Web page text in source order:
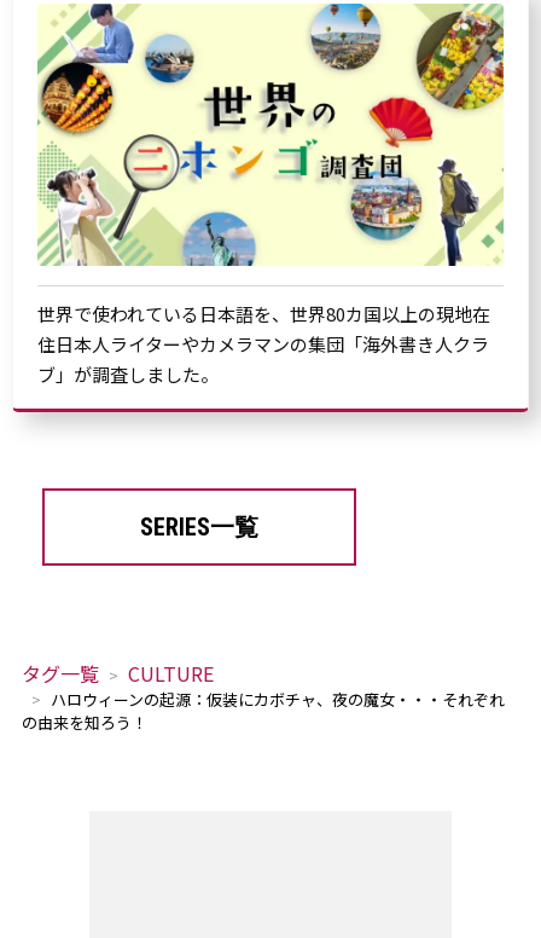
世界で使われている日本語を、世界80カ国以上の現地在
住日本人ライターやカメラマンの集団「海外書き人クラ
ブ」が調査しました。
SERIES一覧
タグ一覧 CULTURE
ハロウィーンの起源：仮装にカボチャ、夜の魔女・・・それぞれ
の由来を知ろう！